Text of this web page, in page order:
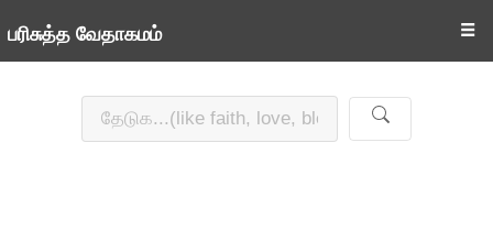
பரிசுத்த வேதாகமம் ☰